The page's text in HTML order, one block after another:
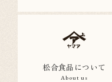
松合食品について
About us